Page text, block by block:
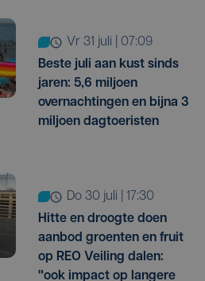
vr 31 juli | 07:09
Beste juli aan kust sinds
jaren: 5,6 miljoen
overnachtingen en bijna 3
miljoen dagtoeristen
do 30 juli | 17:30
Hitte en droogte doen
aanbod groenten en fruit
op REO Veiling dalen:
"ook impact op langere